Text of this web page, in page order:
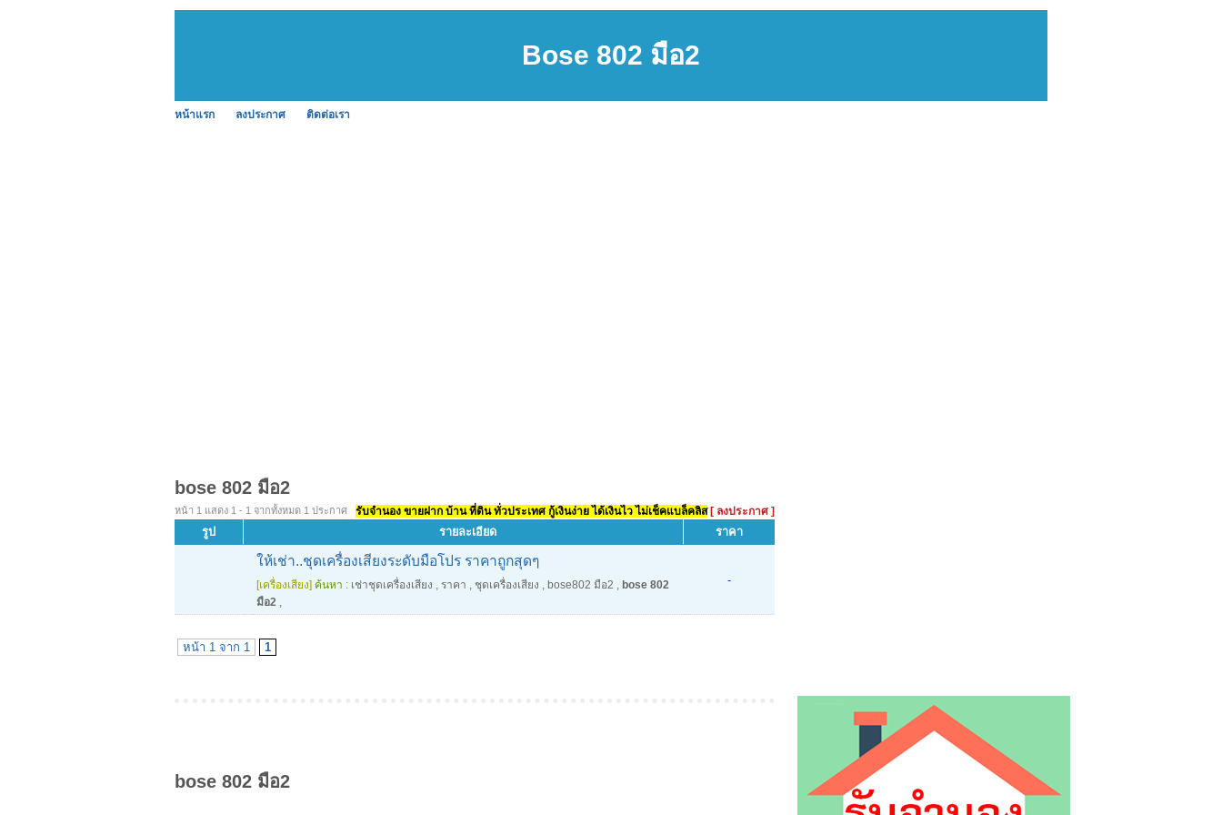
Bose 802 มือ2
หน้าแรก ลงประกาศ ติดต่อเรา
bose 802 มือ2
หน้า 1 แสดง 1 - 1 จากทั้งหมด 1 ประกาศ รับจำนอง ขายฝาก บ้าน ที่ดิน ทั่วประเทศ กู้เงินง่าย ได้เงินไว ไม่เช็คแบล็คลิส [ ลงประกาศ ]
รูป รายละเอียด ราคา
ให้เช่า..ชุดเครื่องเสียงระดับมือโปร ราคาถูกสุดๆ
[เครื่องเสียง] ค้นหา : เช่าชุดเครื่องเสียง , ราคา , ชุดเครื่องเสียง , bose802 มือ2 , bose 802
มือ2 ,
-
หน้า 1 จาก 1 1
bose 802 มือ2